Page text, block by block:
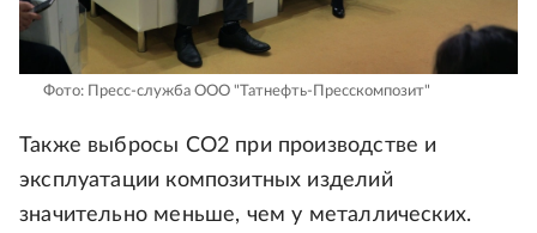
Фото: Пресс-служба ООО "Татнефть-Пресскомпозит"
Также выбросы СО2 при производстве и
эксплуатации композитных изделий
значительно меньше, чем у металлических.